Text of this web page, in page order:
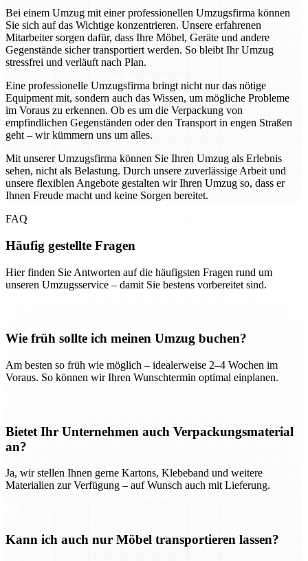
Bei einem Umzug mit einer professionellen Umzugsfirma können
Sie sich auf das Wichtige konzentrieren. Unsere erfahrenen
Mitarbeiter sorgen dafür, dass Ihre Möbel, Geräte und andere
Gegenstände sicher transportiert werden. So bleibt Ihr Umzug
stressfrei und verläuft nach Plan.
Eine professionelle Umzugsfirma bringt nicht nur das nötige
Equipment mit, sondern auch das Wissen, um mögliche Probleme
im Voraus zu erkennen. Ob es um die Verpackung von
empfindlichen Gegenständen oder den Transport in engen Straßen
geht – wir kümmern uns um alles.
Mit unserer Umzugsfirma können Sie Ihren Umzug als Erlebnis
sehen, nicht als Belastung. Durch unsere zuverlässige Arbeit und
unsere flexiblen Angebote gestalten wir Ihren Umzug so, dass er
Ihnen Freude macht und keine Sorgen bereitet.
FAQ
Häufig gestellte Fragen
Hier finden Sie Antworten auf die häufigsten Fragen rund um
unseren Umzugsservice – damit Sie bestens vorbereitet sind.
Wie früh sollte ich meinen Umzug buchen?
Am besten so früh wie möglich – idealerweise 2–4 Wochen im
Voraus. So können wir Ihren Wunschtermin optimal einplanen.
Bietet Ihr Unternehmen auch Verpackungsmaterial
an?
Ja, wir stellen Ihnen gerne Kartons, Klebeband und weitere
Materialien zur Verfügung – auf Wunsch auch mit Lieferung.
Kann ich auch nur Möbel transportieren lassen?